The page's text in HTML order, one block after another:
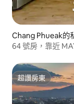
Chang Phueak的
64 號房，靠近
超讚房東
超讚房東